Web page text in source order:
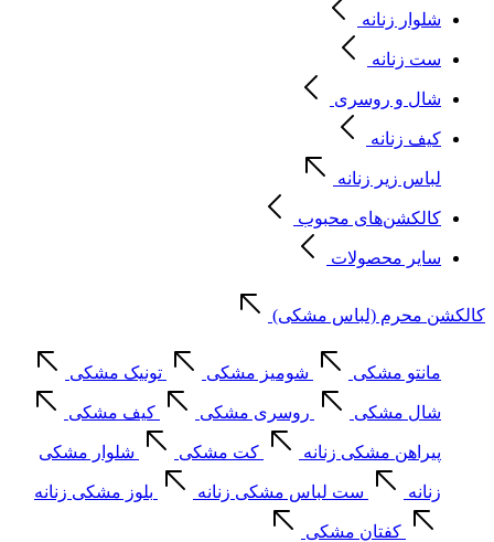
شلوار زنانه
ست زنانه
شال و روسری
کیف زنانه
لباس زیر زنانه
کالکشن‌های محبوب
سایر محصولات
کالکشن محرم (لباس مشکی)
مانتو مشکی شومیز مشکی تونیک مشکی
شال مشکی روسری مشکی کیف مشکی
پیراهن مشکی زنانه کت مشکی شلوار مشکی
زنانه ست لباس مشکی زنانه بلوز مشکی زنانه
کفتان مشکی